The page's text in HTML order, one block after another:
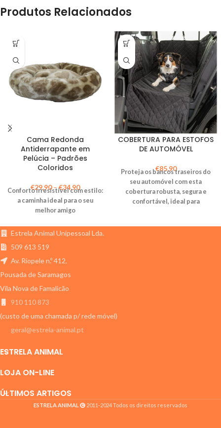
Produtos Relacionados
Cama Redonda
Antiderrapante em
Pelúcia – Padrões
Coloridos
€29,90–€34,90
Conforto irresistível com estilo:
a caminha ideal para o seu
melhor amigo
COBERTURA PARA ESTOFOS
DE AUTOMÓVEL
€85,90
Proteja os bancos traseiros do
seu automóvel com esta
cobertura robusta, segura e
confortável, ideal para
Estrela Animal Unipessoal Lda.
509 613 519
Av. Riopele n.º 412,
Pousada de Saramagos
Vila Nova de Famalicão
910 110 873
(custo de uma chamada p/ rede móvel)
geral@estrela-animal.pt
ESTRELA ANIMAL
LOJA ON-LINE
ÚLTIMOS ARTIGOS
ESTRELA ANIMAL 2011-2024 Todos os direitos reservados